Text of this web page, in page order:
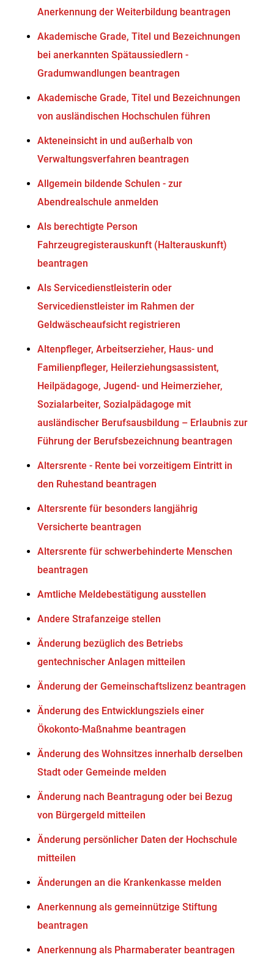
Anerkennung der Weiterbildung beantragen
Akademische Grade, Titel und Bezeichnungen
bei anerkannten Spätaussiedlern -
Gradumwandlungen beantragen
Akademische Grade, Titel und Bezeichnungen
von ausländischen Hochschulen führen
Akteneinsicht in und außerhalb von
Verwaltungsverfahren beantragen
Allgemein bildende Schulen - zur
Abendrealschule anmelden
Als berechtigte Person
Fahrzeugregisterauskunft (Halterauskunft)
beantragen
Als Servicedienstleisterin oder
Servicedienstleister im Rahmen der
Geldwäscheaufsicht registrieren
Altenpfleger, Arbeitserzieher, Haus- und
Familienpfleger, Heilerziehungsassistent,
Heilpädagoge, Jugend- und Heimerzieher,
Sozialarbeiter, Sozialpädagoge mit
ausländischer Berufsausbildung – Erlaubnis zur
Führung der Berufsbezeichnung beantragen
Altersrente - Rente bei vorzeitigem Eintritt in
den Ruhestand beantragen
Altersrente für besonders langjährig
Versicherte beantragen
Altersrente für schwerbehinderte Menschen
beantragen
Amtliche Meldebestätigung ausstellen
Andere Strafanzeige stellen
Änderung bezüglich des Betriebs
gentechnischer Anlagen mitteilen
Änderung der Gemeinschaftslizenz beantragen
Änderung des Entwicklungsziels einer
Ökokonto-Maßnahme beantragen
Änderung des Wohnsitzes innerhalb derselben
Stadt oder Gemeinde melden
Änderung nach Beantragung oder bei Bezug
von Bürgergeld mitteilen
Änderung persönlicher Daten der Hochschule
mitteilen
Änderungen an die Krankenkasse melden
Anerkennung als gemeinnützige Stiftung
beantragen
Anerkennung als Pharmaberater beantragen